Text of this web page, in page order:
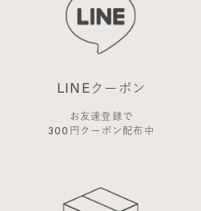
LINEクーポン
お友達登録で
300円クーポン配布中